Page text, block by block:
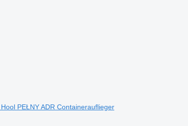
PEŁNY ADR Containerauflieger